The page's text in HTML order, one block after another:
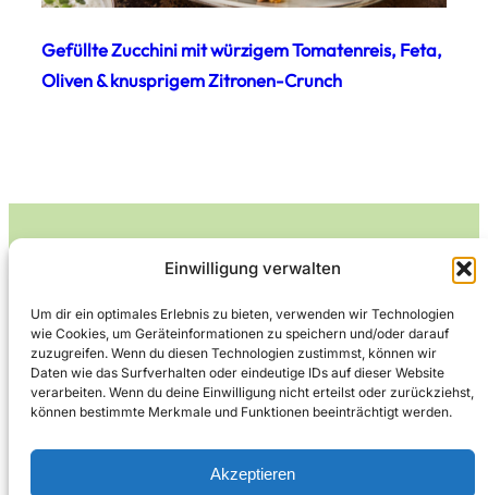
Einwilligung verwalten
Um dir ein optimales Erlebnis zu bieten, verwenden wir Technologien
wie Cookies, um Geräteinformationen zu speichern und/oder darauf
zuzugreifen. Wenn du diesen Technologien zustimmst, können wir
Daten wie das Surfverhalten oder eindeutige IDs auf dieser Website
verarbeiten. Wenn du deine Einwilligung nicht erteilst oder zurückziehst,
können bestimmte Merkmale und Funktionen beeinträchtigt werden.
Akzeptieren
Gefüllte Zucchini mit würzigem Tomatenreis, Feta,
Oliven & knusprigem Zitronen-Crunch
Leckerlife
Lecker essen – gesund leben.
Kontakt